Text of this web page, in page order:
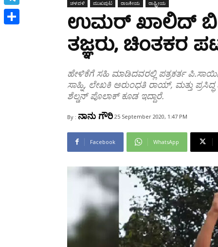
ಚಳವಳಿ ಮುಖಪುಟ ರಾಜಕೀಯ ರಾಷ್ಟ್ರೀಯ
ಉಮರ್‌ ಖಾಲಿದ್
ತಜ್ಞರು, ಚಿಂತಕರ
ಹೇಳಿಕೆಗೆ ಸಹಿ ಮಾಡಿದವರಲ್ಲಿ ಪತ್ರಕರ್ತ
ಸಾಹ್ನಿ, ಲೇಖಕಿ ಅರುಂಧತಿ ರಾಯ್, ಮತ್ತು
ಶೆಲ್ಡನ್ ಪೊಲಾಕ್ ಕೂಡ ಇದ್ದಾರೆ.
By : ನಾನು ಗೌರಿ 25 September 2020, 1:47 PM
Facebook WhatsApp
Telegram